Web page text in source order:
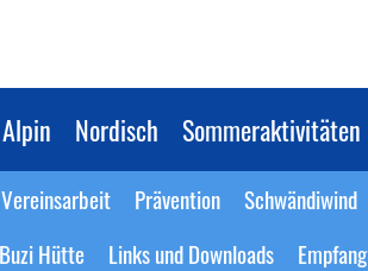
Alpin Nordisch Sommeraktivitäten
Vereinsarbeit Prävention Schwändiwind
Buzi Hütte
Links und Downloads Empfang